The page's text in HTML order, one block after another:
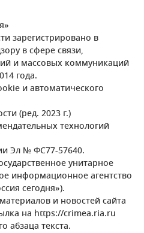
зарегистрировано в
в сфере связи,
и массовых коммуникаций
года.
и автоматического
(ред. 2023 г.)
технологий
Эл № ФС77-57640.
унитарное
информационное агентство
сегодня»).
и новостей сайта
на https://crimea.ria.ru
абзаца текста.